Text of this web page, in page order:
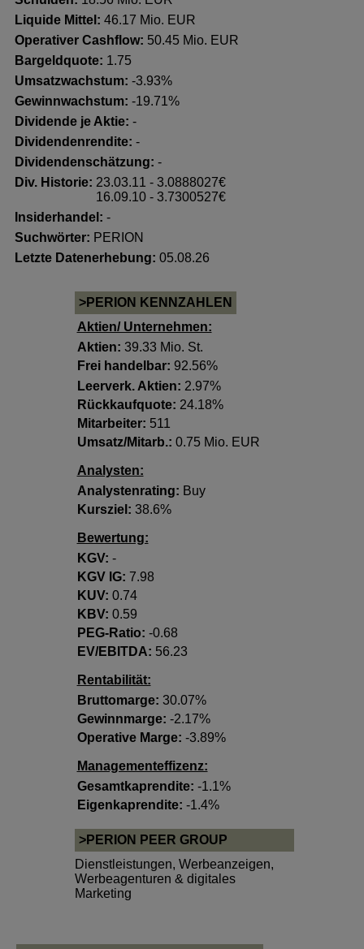
Liquide Mittel: 46.17 Mio. EUR
Operativer Cashflow: 50.45 Mio. EUR
Bargeldquote: 1.75
Umsatzwachstum: -3.93%
Gewinnwachstum: -19.71%
Dividende je Aktie: -
Dividendenrendite: -
Dividendenschätzung: -
Div. Historie: 23.03.11 - 3.0888027€
16.09.10 - 3.7300527€
Insiderhandel : -
Suchwörter: PERION
Letzte Datenerhebung: 05.08.26
>PERION KENNZAHLEN
Aktien/ Unternehmen:
Aktien: 39.33 Mio. St.
Frei handelbar: 92.56%
Leerverk. Aktien: 2.97%
Rückkaufquote: 24.18%
Mitarbeiter: 511
Umsatz/Mitarb.: 0.75 Mio. EUR
Analysten:
Analystenrating: Buy
Kursziel: 38.6%
Bewertung:
KGV: -
KGV lG: 7.98
KUV: 0.74
KBV: 0.59
PEG-Ratio: -0.68
EV/EBITDA: 56.23
Rentabilität:
Bruttomarge: 30.07%
Gewinnmarge: -2.17%
Operative Marge: -3.89%
Managementeffizenz:
Gesamtkaprendite: -1.1%
Eigenkaprendite: -1.4%
>PERION PEER GROUP
Dienstleistungen, Werbeanzeigen,
Werbeagenturen & digitales
Marketing